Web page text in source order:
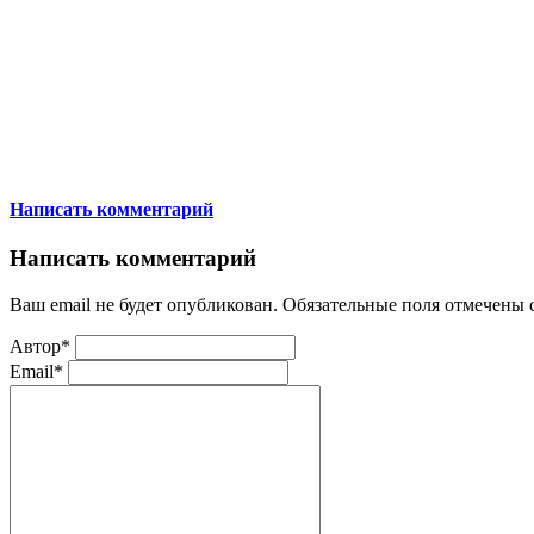
Написать комментарий
Написать комментарий
Ваш email не будет опубликован. Обязательные поля отмечены
Автор*
Email*